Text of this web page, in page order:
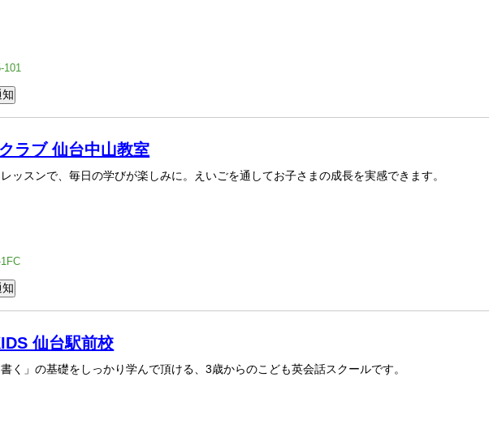
101
ラブ 仙台中山教室
ッスンで、毎日の学びが楽しみに。えいごを通してお子さまの成長を実感できます。
仙台駅前校
く」の基礎をしっかり学んで頂ける、3歳からのこども英会話スクールです。